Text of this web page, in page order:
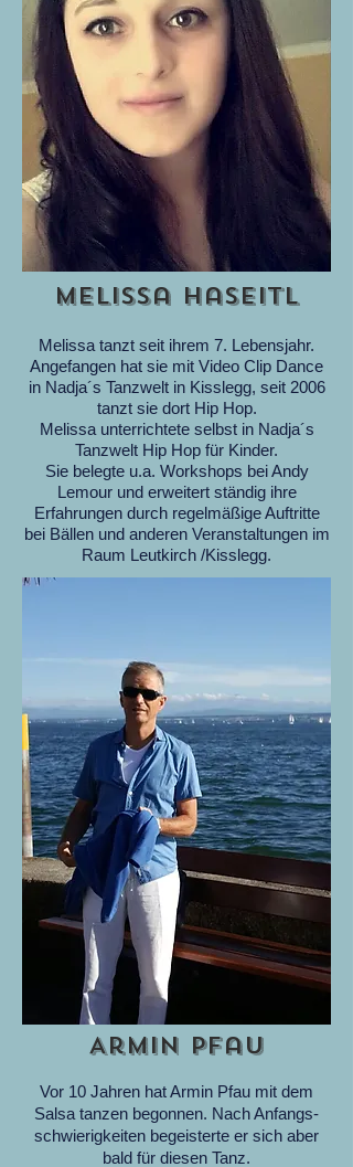
Melissa Haseitl
Melissa tanzt seit ihrem 7. Lebensjahr.
Angefangen hat sie mit Video Clip Dance
in Nadja´s Tanzwelt in Kisslegg, seit 2006
tanzt sie dort Hip Hop.
Melissa unterrichtete selbst in Nadja´s
Tanzwelt Hip Hop für Kinder.
Sie belegte u.a. Workshops bei Andy
Lemour und erweitert ständig ihre
Erfahrungen durch regelmäßige Auftritte
bei Bällen und anderen Veranstaltungen im
Raum Leutkirch /Kisslegg.
Armin Pfau
Vor 10 Jahren hat Armin Pfau mit dem
Salsa tanzen begonnen. Nach Anfangs-
schwierigkeiten begeisterte er sich aber
bald für diesen Tanz.